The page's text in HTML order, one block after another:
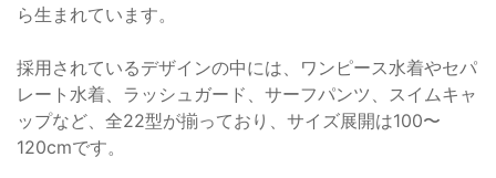
ら生まれています。
採用されているデザインの中には、ワンピース水着やセパ
レート水着、ラッシュガード、サーフパンツ、スイムキャ
ップなど、全22型が揃っており、サイズ展開は100〜
120cmです。